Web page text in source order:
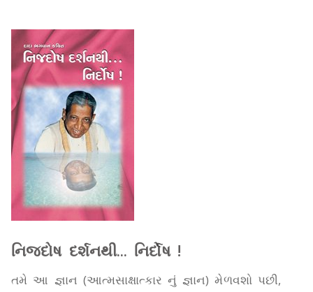
નિજદોષ દર્શનથી... નિર્દોષ !
તમે આ જ્ઞાન (આત્મસાક્ષાત્કાર નું જ્ઞાન) મેળવશો પછી,